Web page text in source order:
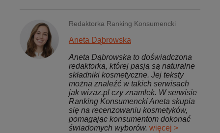
Redaktorka Ranking Konsumencki
Aneta Dąbrowska
Aneta Dąbrowska to doświadczona
redaktorka, której pasją są naturalne
składniki kosmetyczne. Jej teksty
można znaleźć w takich serwisach
jak wizaz.pl czy znamlek. W serwisie
Ranking Konsumencki Aneta skupia
się na recenzowaniu kosmetyków,
pomagając konsumentom dokonać
świadomych wyborów. więcej >